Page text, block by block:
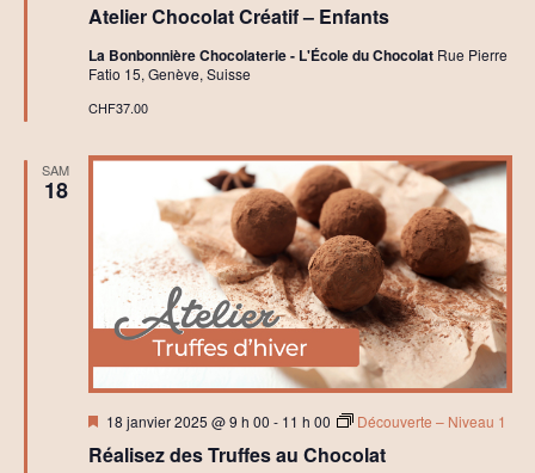
Atelier Chocolat Créatif – Enfants
avant
e
i
h
o
c
o
a
t
C
r
é
a
t
i
La Bonbonnière Chocolaterie - L'École du Chocolat Rue Pierre
Fatio 15, Genève, Suisse
CHF37.00
SAM
18
Réalisez des Truffes au Chocolat
Mis
avant
18 janvier 2025 @ 9 h 00 - 11 h 00 Découverte – Niveau 1